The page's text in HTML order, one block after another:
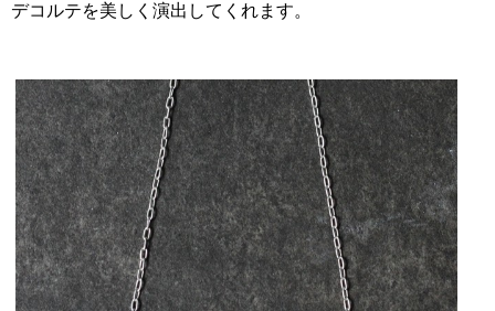
デコルテを美しく演出してくれます。